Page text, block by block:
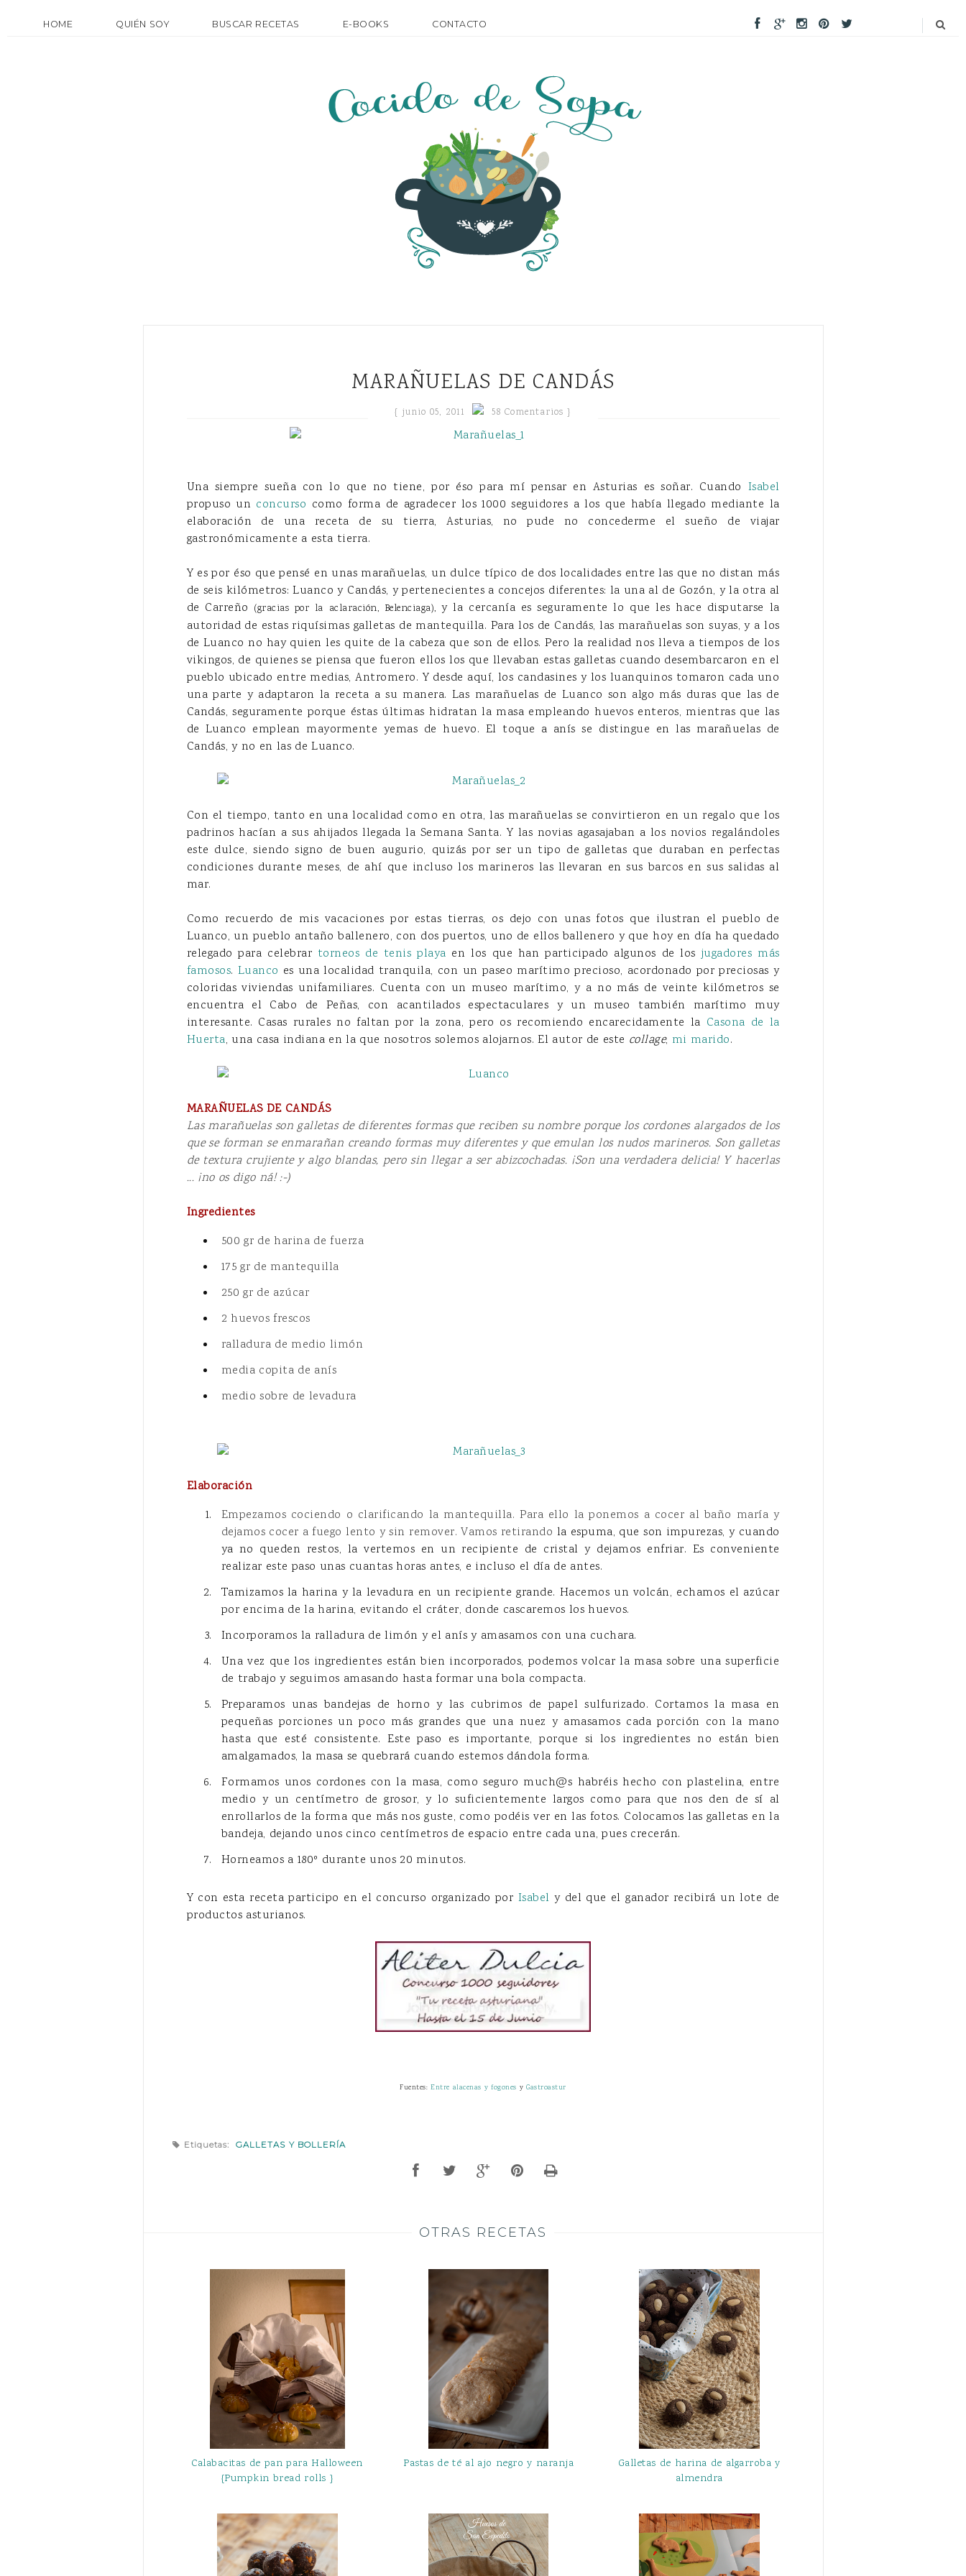
HOME QUIÉN SOY BUSCAR RECETAS E-BOOKS CONTACTO
MARAÑUELAS DE CANDÁS
{ junio 05, 2011 58 Comentarios }
Una siempre sueña con lo que no tiene, por éso para mí pensar en Asturias es soñar. Cuando Isabel
propuso un concurso como forma de agradecer los 1000 seguidores a los que había llegado mediante la
elaboración de una receta de su tierra, Asturias, no pude no concederme el sueño de viajar
gastronómicamente a esta tierra.
Y es por éso que pensé en unas marañuelas, un dulce típico de dos localidades entre las que no distan más
de seis kilómetros: Luanco y Candás, y pertenecientes a concejos diferentes: la una al de Gozón, y la otra al
de Carreño (gracias por la aclaración, Belenciaga), y la cercanía es seguramente lo que les hace disputarse la
autoridad de estas riquísimas galletas de mantequilla. Para los de Candás, las marañuelas son suyas, y a los
de Luanco no hay quien les quite de la cabeza que son de ellos. Pero la realidad nos lleva a tiempos de los
vikingos, de quienes se piensa que fueron ellos los que llevaban estas galletas cuando desembarcaron en el
pueblo ubicado entre medias, Antromero. Y desde aquí, los candasines y los luanquinos tomaron cada uno
una parte y adaptaron la receta a su manera. Las marañuelas de Luanco son algo más duras que las de
Candás, seguramente porque éstas últimas hidratan la masa empleando huevos enteros, mientras que las
de Luanco emplean mayormente yemas de huevo. El toque a anís se distingue en las marañuelas de
Candás, y no en las de Luanco.
Con el tiempo, tanto en una localidad como en otra, las marañuelas se convirtieron en un regalo que los
padrinos hacían a sus ahijados llegada la Semana Santa. Y las novias agasajaban a los novios regalándoles
este dulce, siendo signo de buen augurio, quizás por ser un tipo de galletas que duraban en perfectas
condiciones durante meses, de ahí que incluso los marineros las llevaran en sus barcos en sus salidas al
mar.
Como recuerdo de mis vacaciones por estas tierras, os dejo con unas fotos que ilustran el pueblo de
Luanco, un pueblo antaño ballenero, con dos puertos, uno de ellos ballenero y que hoy en día ha quedado
relegado para celebrar torneos de tenis playa en los que han participado algunos de losjugadores más
famosos. Luanco es una localidad tranquila, con un paseo marítimo precioso, acordonado por preciosas y
coloridas viviendas unifamiliares. Cuenta con un museo marítimo, y a no más de veinte kilómetros se
encuentra el Cabo de Peñas, con acantilados espectaculares y un museo también marítimo muy
interesante. Casas rurales no faltan por la zona, pero os recomiendo encarecidamente la Casona de la
Huerta, una casa indiana en la que nosotros solemos alojarnos. El autor de este collage, mi marido.
MARAÑUELAS DE CANDÁS
Las marañuelas son galletas de diferentes formas que reciben su nombre porque los cordones alargados de los
que se forman se enmarañan creando formas muy diferentes y que emulan los nudos marineros. Son galletas
de textura crujiente y algo blandas, pero sin llegar a ser abizcochadas. ¡Son una verdadera delicia! Y hacerlas
... ¡no os digo ná! :-)
Ingredientes
500 gr de harina de fuerza
175 gr de mantequilla
250 gr de azúcar
2 huevos frescos
ralladura de medio limón
media copita de anís
medio sobre de levadura
Elaboración
Empezamos cociendo o clarificando la mantequilla. Para ello la ponemos a cocer al baño maría y
dejamos cocer a fuego lento y sin remover. Vamos retirando la espuma, que son impurezas, y cuando
ya no queden restos, la vertemos en un recipiente de cristal y dejamos enfriar. Es conveniente
realizar este paso unas cuantas horas antes, e incluso el día de antes.
Tamizamos la harina y la levadura en un recipiente grande. Hacemos un volcán, echamos el azúcar
por encima de la harina, evitando el cráter, donde cascaremos los huevos.
Incorporamos la ralladura de limón y el anís y amasamos con una cuchara.
Una vez que los ingredientes están bien incorporados, podemos volcar la masa sobre una superficie
de trabajo y seguimos amasando hasta formar una bola compacta.
Preparamos unas bandejas de horno y las cubrimos de papel sulfurizado. Cortamos la masa en
pequeñas porciones un poco más grandes que una nuez y amasamos cada porción con la mano
hasta que esté consistente. Este paso es importante, porque si los ingredientes no están bien
amalgamados, la masa se quebrará cuando estemos dándola forma.
Formamos unos cordones con la masa, como seguro much@s habréis hecho con plastelina, entre
medio y un centímetro de grosor, y lo suficientemente largos como para que nos den de sí al
enrollarlos de la forma que más nos guste, como podéis ver en las fotos. Colocamos las galletas en la
bandeja, dejando unos cinco centímetros de espacio entre cada una, pues crecerán.
Horneamos a 180º durante unos 20 minutos.
Y con esta receta participo en el concurso organizado por Isabel y del que el ganador recibirá un lote de
productos asturianos.
Fuentes:Entre alacenas y fogones yGastroastur
Etiquetas: GALLETAS Y BOLLERÍA
OTRAS RECETAS
Calabacitas de pan para Halloween
{Pumpkin bread rolls }
Pastas de té al ajo negro y naranja
Galletas de harina de algarroba y
almendra